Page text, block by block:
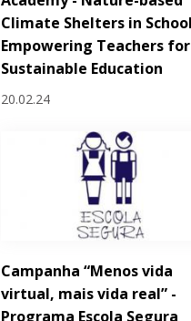
Climate Shelters in
Empowering Teachers for
Sustainable Education
20.02.24
Campanha “Menos vida
virtual, mais vida real” -
Programa Escola Segura